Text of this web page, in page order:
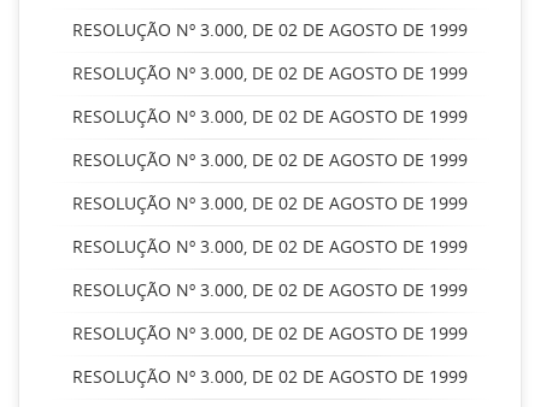
RESOLUÇÃO Nº 3.000, DE 02 DE AGOSTO DE 1999
RESOLUÇÃO Nº 3.000, DE 02 DE AGOSTO DE 1999
RESOLUÇÃO Nº 3.000, DE 02 DE AGOSTO DE 1999
RESOLUÇÃO Nº 3.000, DE 02 DE AGOSTO DE 1999
RESOLUÇÃO Nº 3.000, DE 02 DE AGOSTO DE 1999
RESOLUÇÃO Nº 3.000, DE 02 DE AGOSTO DE 1999
RESOLUÇÃO Nº 3.000, DE 02 DE AGOSTO DE 1999
RESOLUÇÃO Nº 3.000, DE 02 DE AGOSTO DE 1999
RESOLUÇÃO Nº 3.000, DE 02 DE AGOSTO DE 1999